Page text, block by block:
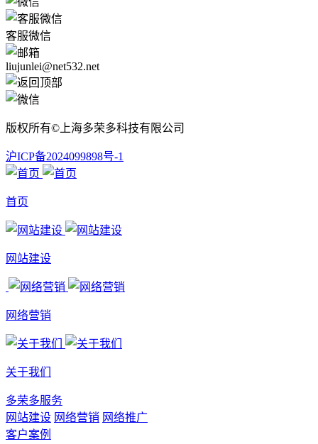
客服微信
liujunlei@net532.net
版权所有©上海多荣多科技有限公司
沪ICP备2024099898号-1
首页
网站建设
网络营销
关于我们
多荣多服务
网站建设 网络营销 网络推广
客户案例